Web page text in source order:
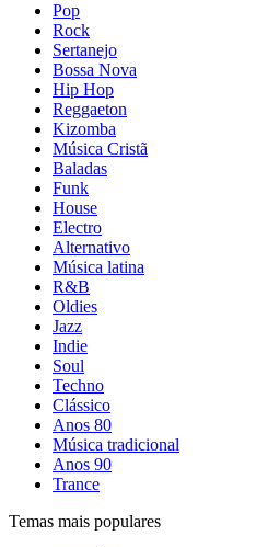
Pop
Rock
Sertanejo
Bossa Nova
Hip Hop
Reggaeton
Kizomba
Música Cristã
Baladas
Funk
House
Electro
Alternativo
Música latina
R&B
Oldies
Jazz
Indie
Soul
Techno
Clássico
Anos 80
Música tradicional
Anos 90
Trance
Temas mais populares